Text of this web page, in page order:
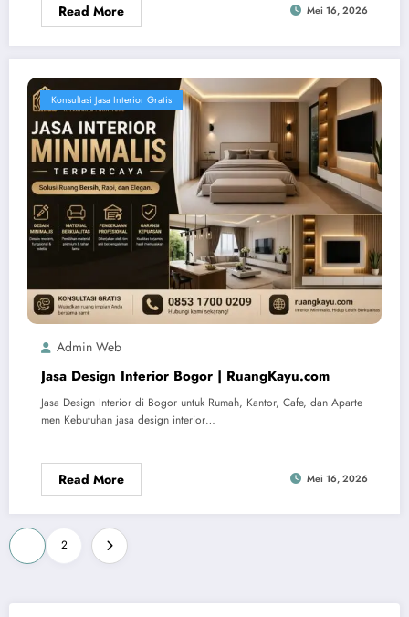
Read More Mei 16, 2026
Konsultasi Jasa Interior Gratis
Admin Web
Jasa Design Interior Bogor | RuangKayu.com
Jasa Design Interior di Bogor untuk Rumah, Kantor, Cafe, dan Aparte
men Kebutuhan jasa design interior…
Read More Mei 16, 2026
Paginasi
pos
2